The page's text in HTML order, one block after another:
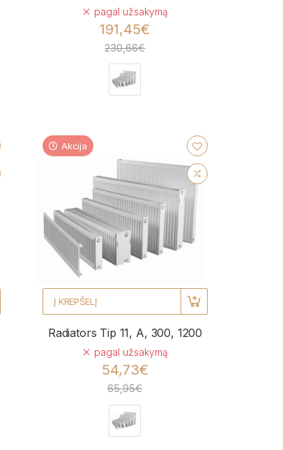
pagal užsakymą
191,45€
230,66€
Akcija
Į KREPŠELĮ
Radiators Tip 11, A, 300, 1200
pagal užsakymą
54,73€
65,95€